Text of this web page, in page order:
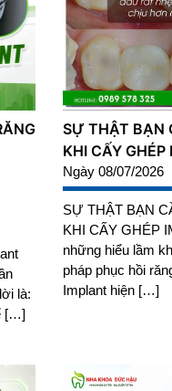
là:
[…]
SỰ THẬT BẠN
KHI CẤY GHÉP
Ngày 08/07/2026
SỰ THẬT BẠN
KHI CẤY GHÉP
những hiểu lầm
pháp phục hồi
Implant hiện […]